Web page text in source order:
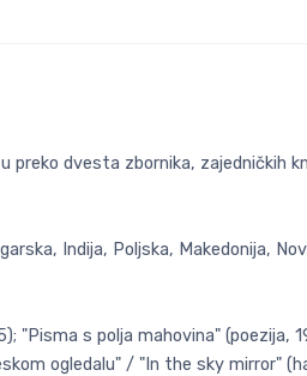
preko dvesta zbornika, zajedničkih
Indija, Poljska, Makedonija,
"Pisma s polja mahovina" (poezija,
ogledalu" / "In the sky mirror"